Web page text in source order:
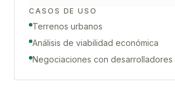
CASOS DE USO
Terrenos urbanos
Análisis de viabilidad económica
Negociaciones con desarrolladores